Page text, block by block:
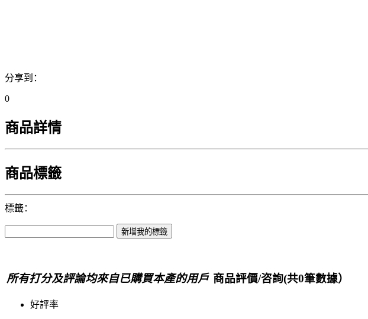
分享到：
0
商品詳情
商品標籤
標籤：
所有打分及評論均來自已購買本產的用戶 商品評價/咨詢(共0筆數據）
好評率